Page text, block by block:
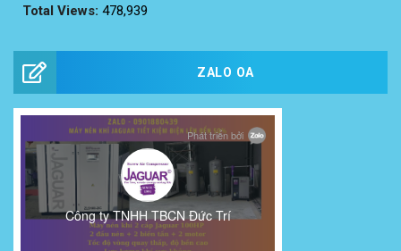
Total Views: 478,939
ZALO OA